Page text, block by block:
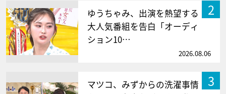
2
ゆうちゃみ、出演を熱望する
大人気番組を告白「オーディ
ション10…
2026.08.06
3
マツコ、みずからの洗濯事情